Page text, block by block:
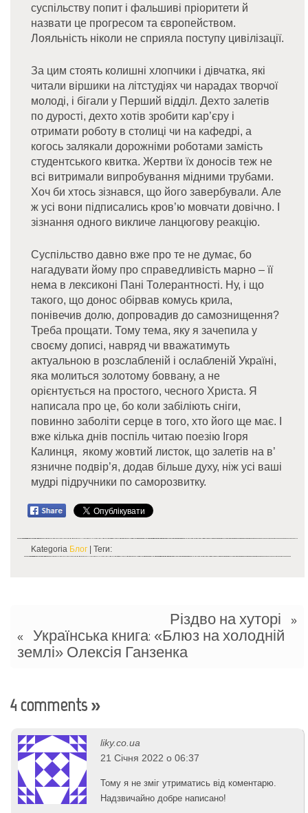
суспільству попит і фальшиві пріоритети й
назвати це прогресом та європейством.
Лояльність ніколи не сприяла поступу цивілізації.
За цим стоять колишні хлопчики і дівчатка, які
читали віршики на літстудіях чи нарадах творчої
молоді, і бігали у Перший відділ. Дехто залетів
по дурості, дехто хотів зробити кар’єру і
отримати роботу в столиці чи на кафедрі, а
когось залякали дорожніми роботами замість
студентського квитка. Жертви їх доносів теж не
всі витримали випробування мідними трубами.
Хоч би хтось зізнався, що його завербували. Але
ж усі вони підписались кров’ю мовчати довічно. І
зізнання одного викличе ланцюгову реакцію.
Суспільство давно вже про те не думає, бо
нагадувати йому про справедливість марно – її
нема в лексиконі Пані Толерантності. Ну, і що
такого, що донос обірвав комусь крила,
понівечив долю, допровадив до самознищення?
Треба прощати. Тому тема, яку я зачепила у
своєму дописі, навряд чи вважатимуть
актуальною в розслабленій і ослабленій Україні,
яка молиться золотому боввану, а не
орієнтується на простого, чесного Христа. Я
написала про це, бо коли забіліють сніги,
повинно заболіти серце в того, хто його ще має. І
вже кілька днів поспіль читаю поезію Ігоря
Калинця, якому жовтий листок, що залетів на в’
язничне подвір’я, додав більше духу, ніж усі ваші
мудрі підручники по саморозвитку.
Kategoria Блог | Теги:
Різдво на хуторі
»
«
Українська книга: «Блюз на холодній
землі» Олексія Ганзенка
4 comments»
liky.co.ua
21 Січня 2022 о 06:37
Тому я не зміг утриматись від коментарю.
Надзвичайно добре написано!